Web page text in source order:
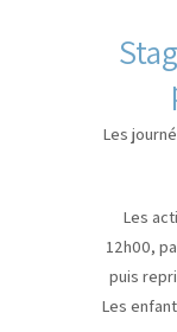
Les
Les
12h00,
puis
Les